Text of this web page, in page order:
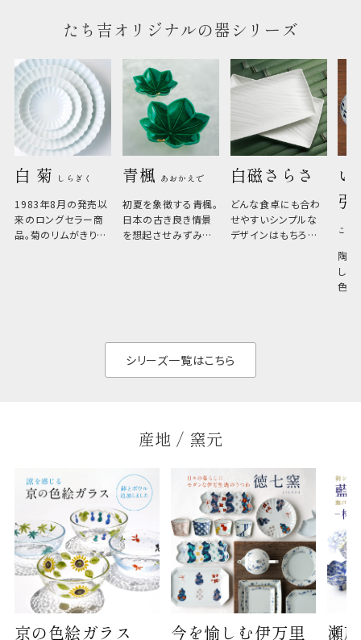
のしについてはこちらをご覧ください
たち吉オリジナルの器シリーズ
白 菊 しらぎく
1983年8月の発売以
来のロングセラー商
品。菊のリムがきりっ
青楓 あおかえで
初夏を象徴する青楓。
日本の古き良き情景
を想起させみずみず
白磁さらさ
どんな食卓にも合わ
せやすいシンプルな
デザインはもちろん、
い
こひ
陶器
しい
色の
シリーズ一覧はこちら
産地 / 窯元
京の色絵ガラス
今を愉しむ伊万里
瀬